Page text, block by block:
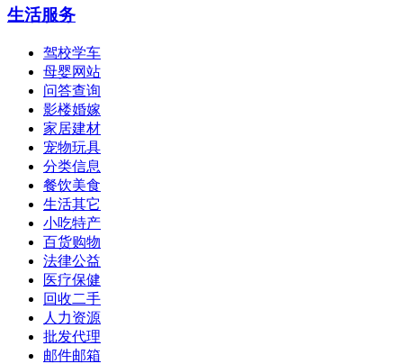
生活服务
驾校学车
母婴网站
问答查询
影楼婚嫁
家居建材
宠物玩具
分类信息
餐饮美食
生活其它
小吃特产
百货购物
法律公益
医疗保健
回收二手
人力资源
批发代理
邮件邮箱